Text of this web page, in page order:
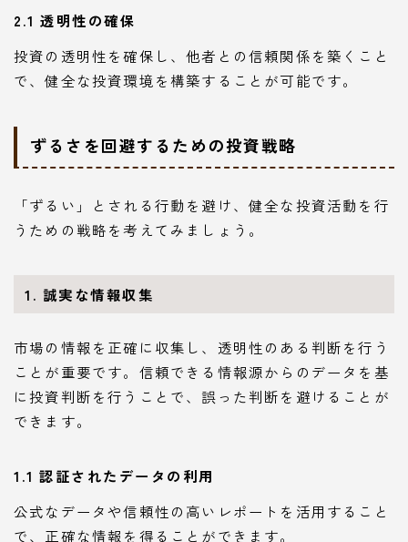
2.1 透明性の確保
投資の透明性を確保し、他者との信頼関係を築くこと
で、健全な投資環境を構築することが可能です。
ずるさを回避するための投資戦略
「ずるい」とされる行動を避け、健全な投資活動を行
うための戦略を考えてみましょう。
1. 誠実な情報収集
市場の情報を正確に収集し、透明性のある判断を行う
ことが重要です。信頼できる情報源からのデータを基
に投資判断を行うことで、誤った判断を避けることが
できます。
1.1 認証されたデータの利用
公式なデータや信頼性の高いレポートを活用すること
で、正確な情報を得ることができます。